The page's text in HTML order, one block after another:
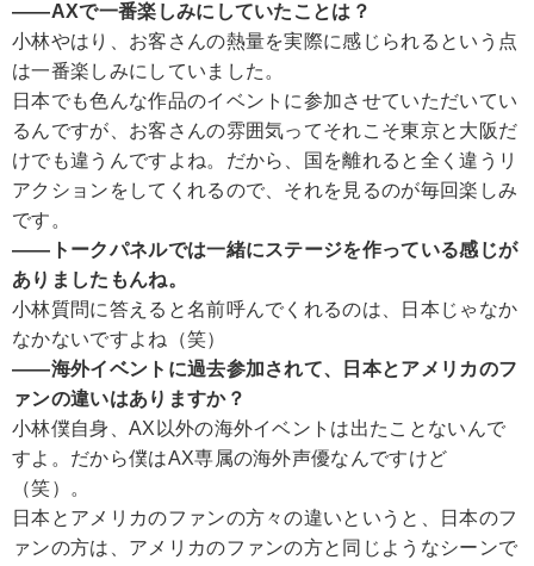
――AXで一番楽しみにしていたことは？
小林やはり、お客さんの熱量を実際に感じられるという点
は一番楽しみにしていました。
日本でも色んな作品のイベントに参加させていただいてい
るんですが、お客さんの雰囲気ってそれこそ東京と大阪だ
けでも違うんですよね。だから、国を離れると全く違うリ
アクションをしてくれるので、それを見るのが毎回楽しみ
です。
――トークパネルでは一緒にステージを作っている感じが
ありましたもんね。
小林質問に答えると名前呼んでくれるのは、日本じゃなか
なかないですよね（笑）
――海外イベントに過去参加されて、日本とアメリカのフ
ァンの違いはありますか？
小林僕自身、AX以外の海外イベントは出たことないんで
すよ。だから僕はAX専属の海外声優なんですけど
（笑）。
日本とアメリカのファンの方々の違いというと、日本のフ
ァンの方は、アメリカのファンの方と同じようなシーンで